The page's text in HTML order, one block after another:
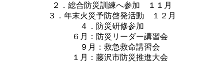
２．総合防災訓練へ参加 １１月
３．年末火災予防啓発活動 １２月
４．防災研修参加
６月：防災リーダー講習会
９月：救急救命講習会
１月：藤沢市防災推進大会